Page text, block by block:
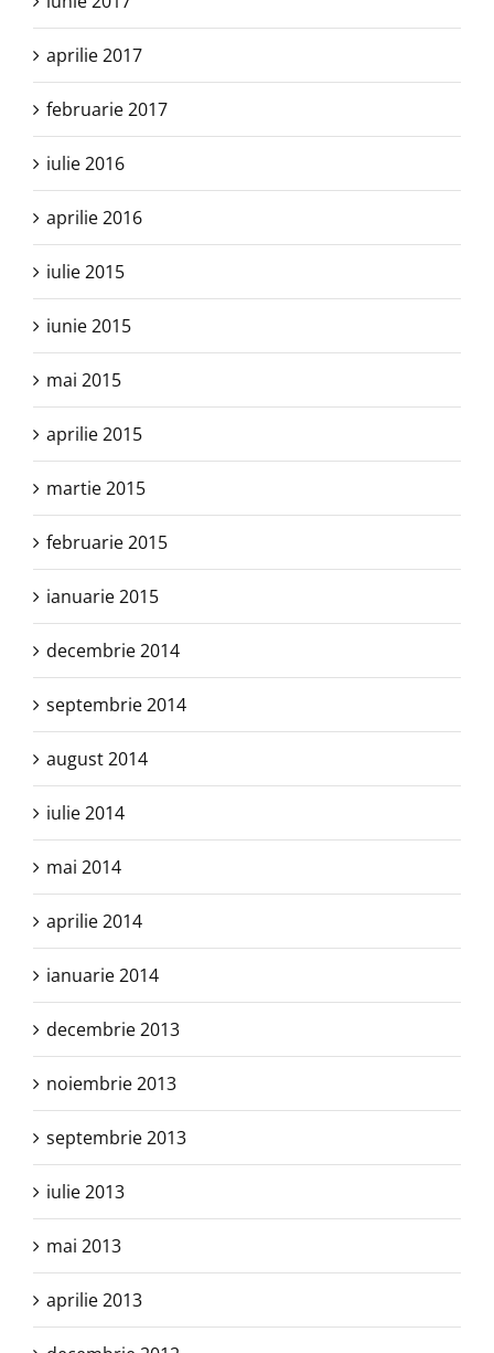
aprilie 2017
februarie 2017
iulie 2016
aprilie 2016
iulie 2015
iunie 2015
mai 2015
aprilie 2015
martie 2015
februarie 2015
ianuarie 2015
decembrie 2014
septembrie 2014
august 2014
iulie 2014
mai 2014
aprilie 2014
ianuarie 2014
decembrie 2013
noiembrie 2013
septembrie 2013
iulie 2013
mai 2013
aprilie 2013